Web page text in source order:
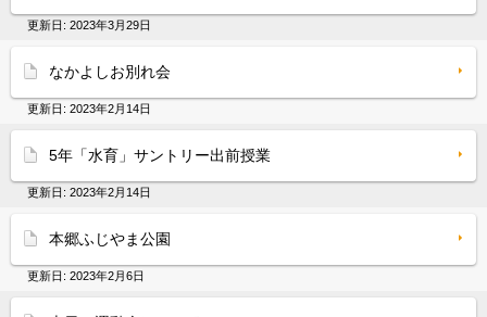
更新日: 2023年3月29日
なかよしお別れ会
更新日: 2023年2月14日
5年「水育」サントリー出前授業
更新日: 2023年2月14日
本郷ふじやま公園
更新日: 2023年2月6日